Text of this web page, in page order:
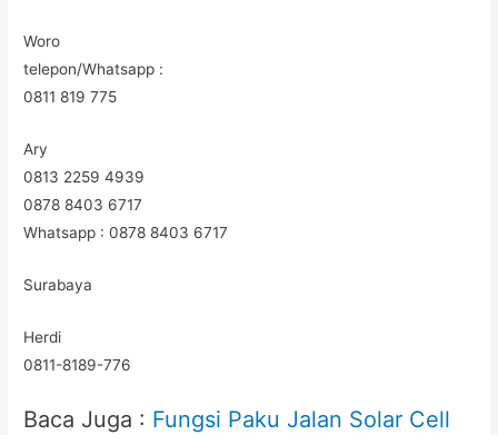
Woro
telepon/Whatsapp :
0811 819 775
Ary
0813 2259 4939
0878 8403 6717
Whatsapp : 0878 8403 6717
Surabaya
Herdi
0811-8189-776
Baca Juga : Fungsi Paku Jalan Solar Cell